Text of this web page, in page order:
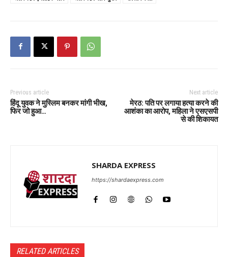
Previous article
हिंदू युवक ने मुस्लिम बनकर मांगी भीख,
फिर जो हुआ…
Next article
मेरठ: पति पर लगाया हत्या करने की
आशंका का आरोप, महिला ने एसएसपी
से की शिकायत
SHARDA EXPRESS
https://shardaexpress.com
RELATED ARTICLES